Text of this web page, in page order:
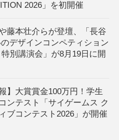
2026」を初開催
藤本壮介らが登壇、「長谷
デザインコンペティション
別講演会」が8月19日に開
】大賞賞金100万円！学生
ンテスト「サイゲームス ク
ブコンテスト2026」が開催